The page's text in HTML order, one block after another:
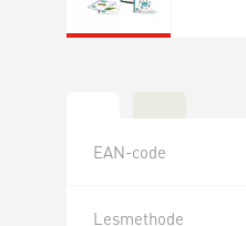
EAN-code
Lesmethode